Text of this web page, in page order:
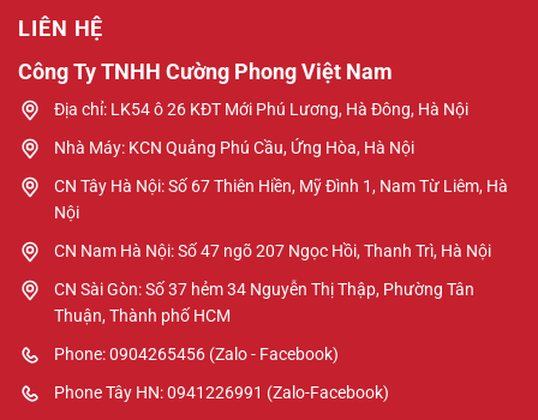
LIÊN HỆ
Công Ty TNHH Cường Phong Việt Nam
Địa chỉ: LK54 ô 26 KĐT Mới Phú Lương, Hà Đông, Hà Nội
Nhà Máy: KCN Quảng Phú Cầu, Ứng Hòa, Hà Nội
CN Tây Hà Nội: Số 67 Thiên Hiền, Mỹ Đình 1, Nam Từ Liêm, Hà
Nội
CN Nam Hà Nội: Số 47 ngõ 207 Ngọc Hồi, Thanh Trì, Hà Nội
CN Sài Gòn: Số 37 hẻm 34 Nguyễn Thị Thập, Phường Tân
Thuận, Thành phố HCM
Phone: 0904265456 (Zalo - Facebook)
Phone Tây HN: 0941226991 (Zalo-Facebook)